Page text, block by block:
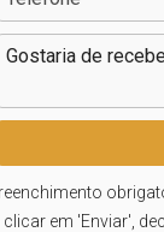
clicar em 'Enviar',